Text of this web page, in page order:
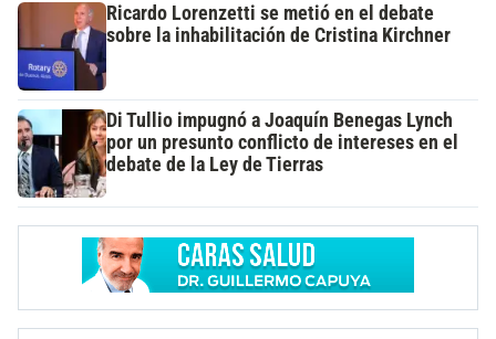
Ricardo Lorenzetti se metió en el debate
sobre la inhabilitación de Cristina Kirchner
Di Tullio impugnó a Joaquín Benegas Lynch
por un presunto conflicto de intereses en el
debate de la Ley de Tierras